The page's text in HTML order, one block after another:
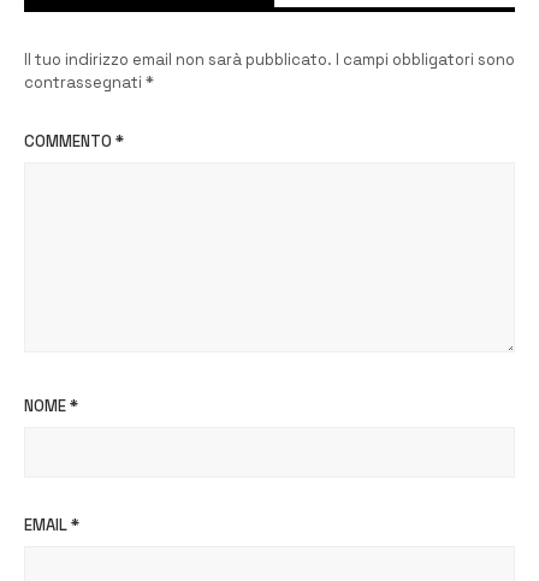
Il tuo indirizzo email non sarà pubblicato. I campi obbligatori sono
contrassegnati *
COMMENTO *
NOME*
EMAIL*